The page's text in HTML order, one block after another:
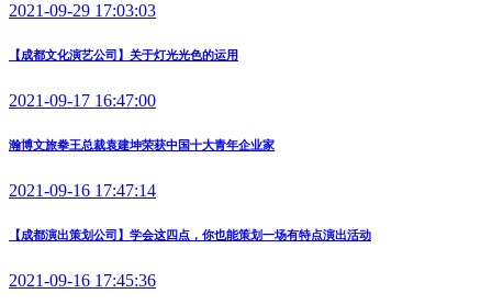
2021-09-29 17:03:03
【成都文化演艺公司】关于灯光光色的运用
2021-09-17 16:47:00
瀚博文旅拳王总裁袁建坤荣获中国十大青年企业家
2021-09-16 17:47:14
【成都演出策划公司】学会这四点，你也能策划一场有特点演出活动
2021-09-16 17:45:36